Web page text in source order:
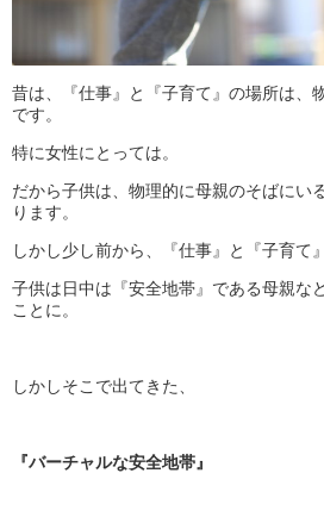
昔は、『仕事』と『子育て』の場所は、
です。
特に女性にとっては。
だから子供は、物理的に母親のそばにい
ります。
しかし少し前から、『仕事』と『子育て
子供は日中は『安全地帯』である母親な
ことに。
しかしそこで出てきた、
『バーチャルな安全地帯』